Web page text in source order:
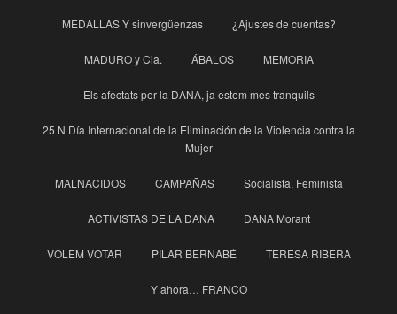
MEDALLAS Y sinvergüenzas ¿Ajustes de cuentas?
MADURO y Cia. ÁBALOS MEMORIA
Els afectats per la DANA, ja estem mes tranquils
25 N Día Internacional de la Eliminación de la Violencia contra la
Mujer
MALNACIDOS CAMPAÑAS Socialista, Feminista
ACTIVISTAS DE LA DANA DANA Morant
VOLEM VOTAR PILAR BERNABÉ TERESA RIBERA
Y ahora… FRANCO